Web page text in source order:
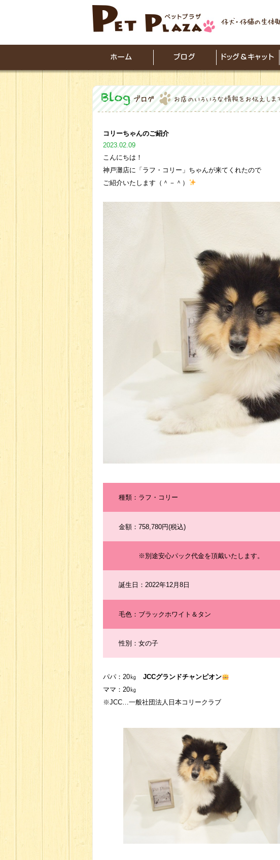
コリーちゃんのご紹介
2023.02.09
こんにちは！
神戸灘店に「ラフ・コリー」ちゃんが来てくれたので
ご紹介いたします（＾－＾）
種類：ラフ・コリー
金額：758,780円(税込)
※別途安心パック代金を頂戴いたします。
誕生日：2022年12月8日
毛色：ブラックホワイト＆タン
性別：女の子
パパ：20㎏ JCCグランドチャンピオン
ママ：20㎏
※JCC…一般社団法人日本コリークラブ